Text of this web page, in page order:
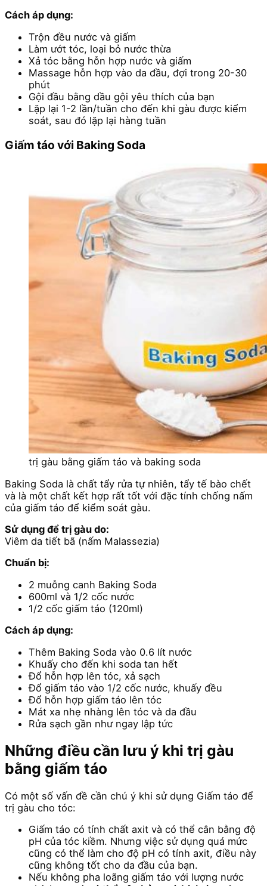
Cách áp dụng:
Trộn đều nước và giấm
Làm ướt tóc, loại bỏ nước thừa
Xả tóc bằng hỗn hợp nước và giấm
Massage hỗn hợp vào da đầu, đợi trong 20-30
phút
Gội đầu bằng dầu gội yêu thích của bạn
Lặp lại 1-2 lần/tuần cho đến khi gàu được kiểm
soát, sau đó lặp lại hàng tuần
Giấm táo với Baking Soda
trị gàu bằng giấm táo và baking soda
Baking Soda là chất tẩy rửa tự nhiên, tẩy tế bào chết
và là một chất kết hợp rất tốt với đặc tính chống nấm
của giấm táo để kiểm soát gàu.
Sử dụng để trị gàu do:
Viêm da tiết bã (nấm Malassezia)
Chuẩn bị:
2 muỗng canh Baking Soda
600ml và 1/2 cốc nước
1/2 cốc giấm táo (120ml)
Cách áp dụng:
Thêm Baking Soda vào 0.6 lít nước
Khuấy cho đến khi soda tan hết
Đổ hỗn hợp lên tóc, xả sạch
Đổ giấm táo vào 1/2 cốc nước, khuấy đều
Đổ hỗn hợp giấm táo lên tóc
Mát xa nhẹ nhàng lên tóc và da đầu
Rửa sạch gần như ngay lập tức
Những điều cần lưu ý khi trị gàu
bằng giấm táo
Có một số vấn đề cần chú ý khi sử dụng Giấm táo để
trị gàu cho tóc:
Giấm táo có tính chất axit và có thể cân bằng độ
pH của tóc kiềm. Nhưng việc sử dụng quá mức
cũng có thể làm cho độ pH có tính axit, điều này
cũng không tốt cho da đầu của bạn.
Nếu không pha loãng giấm táo với lượng nước